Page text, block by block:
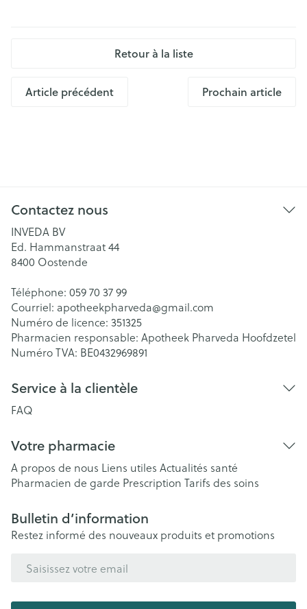
Retour à la liste
Article précédent Prochain article
Contactez nous
INVEDA BV
Ed. Hammanstraat 44
8400 Oostende
Téléphone: 059 70 37 99
Courriel: apotheekpharveda@gmail.com
Numéro de licence: 351325
Pharmacien responsable: Apotheek Pharveda Hoofdzetel
Numéro TVA: BE0432969891
Service à la clientèle
FAQ
Votre pharmacie
A propos de nous Liens utiles Actualités santé
Pharmacien de garde Prescription Tarifs des soins
Bulletin d’information
Restez informé des nouveaux produits et promotions